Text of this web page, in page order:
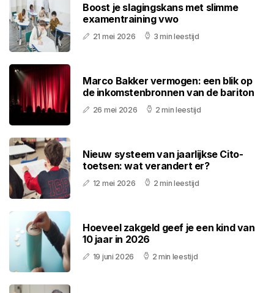
Boost je slagingskans met slimme
examentraining vwo
21 mei 2026 3 min leestijd
Marco Bakker vermogen: een blik op
de inkomstenbronnen van de bariton
26 mei 2026 2 min leestijd
Nieuw systeem van jaarlijkse Cito-
toetsen: wat verandert er?
12 mei 2026 2 min leestijd
Hoeveel zakgeld geef je een kind van
10 jaar in 2026
19 juni 2026 2 min leestijd